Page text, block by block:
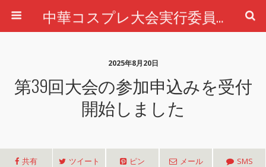
中華コスプレ大会実行委員会公式ホームページ
2025年8月20日
第39回大会の参加申込みを受付
開始しました
共有 ツイート ピン メール SMS